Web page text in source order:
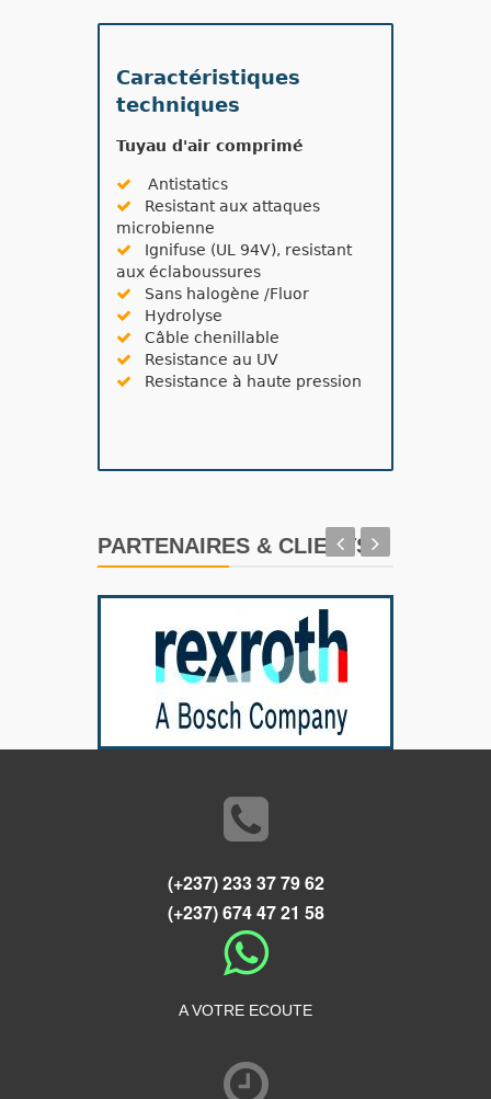
Caractéristiques
techniques
Tuyau d'air comprimé
Antistatics
Resistant aux attaques
microbienne
Ignifuse (UL 94V), resistant
aux éclaboussures
Sans halogène /Fluor
Hydrolyse
Câble chenillable
Resistance au UV
Resistance à haute pression
PARTENAIRES & CLIENTS
(+237) 233 37 79 62
(+237) 674 47 21 58
A VOTRE ECOUTE